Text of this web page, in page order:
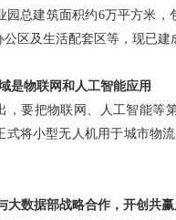
建筑面积约6万平方米，
区及生活配套区等，现已建
物联网和人工智能应用
要把物联网、人工智能等
式将小型无人机用于城市物
数据部战略合作，开创共赢